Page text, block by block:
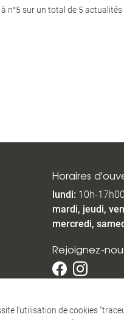
à n°5 sur un total de 5 actualités
Horaires
lundi: 10h-17h00
mardi, jeudi,
mercredi,
Rejoignez-
l'utilisation de cookies